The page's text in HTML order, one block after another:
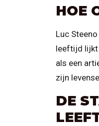
HOE
Luc
leeftijd lijkt
als een
zijn
DE